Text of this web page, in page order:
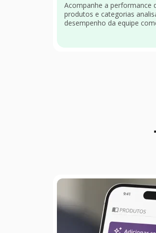
Acompanhe a performance
produtos e categorias
desempenho da equipe